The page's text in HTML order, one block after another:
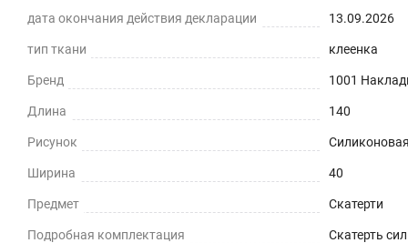
С наилучшими пожеланиями. Приятных вам покупок!
дата окончания действия декларации 13.09.2026
тип ткани клеенка
Бренд 1001
Длина 140
Рисунок
Ширина 40
Предмет Скатерти
Подробная комплектация
Скатерть